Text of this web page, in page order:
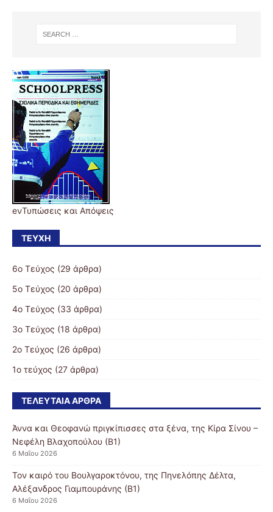
eνΤυπώσεις και Απόψεις
ΤΕΎΧΗ
6o Τεύχος (29 άρθρα)
5o Τεύχος (20 άρθρα)
4ο Τεύχος (33 άρθρα)
3ο Τεύχος (18 άρθρα)
2ο Τεύχος (26 άρθρα)
1ο τεύχος (27 άρθρα)
ΤΕΛΕΥΤΑΊΑ ΆΡΘΡΑ
Άννα και Θεοφανώ πριγκίπισσες στα ξένα, της Κίρα Σίνου –
Νεφέλη Βλαχοπούλου (Β1)
6 Μαΐου 2026
Τον καιρό του Βουλγαροκτόνου, της Πηνελόπης Δέλτα,
Αλέξανδρος Γιαμπουράνης (Β1)
6 Μαΐου 2026